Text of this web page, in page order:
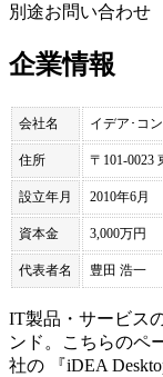
別途お問い合わせ
企業情報
会社名 イデア･コ
住所 〒101-
設立年月 2010年6月
資本金 3,000万円
代表者名 豊田 浩一
IT製品・サービス
ンド。こちらのペ
社の 『iDEA